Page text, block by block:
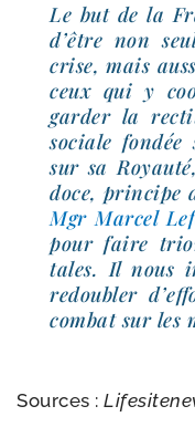
Le but de la
d’être non
crise, mais
ceux qui y
gar­der la
sociale
sur sa
doce, prin­cipe
Mgr Marcel
pour faire
tales. Il nous
redou­bler
com­bat sur les
Sources :